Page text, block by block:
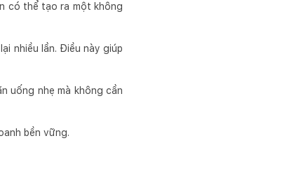
có thể tạo ra một không
nhiều lần. Điều này giúp
uống nhẹ mà không cần
bền vững.